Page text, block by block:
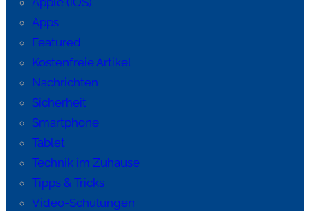
Apps
Featured
Kostenfreie Artikel
Nachrichten
Sicherheit
Smartphone
Tablet
Technik im Zuhause
Tipps & Tricks
Video-Schulungen